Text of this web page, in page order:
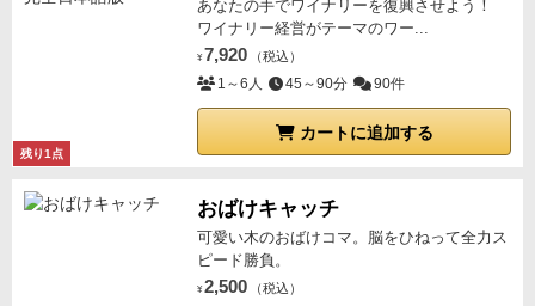
残り1点
あなたの手でワイナリーを復興させよう！
ワイナリー経営がテーマのワー...
¥ 7,920 （税込）
1～6人 45～90分 90件
カートに追加する
おばけキャッチ
可愛い木のおばけコマ。脳をひねって全力ス
ピード勝負。
¥ 2,500 （税込）